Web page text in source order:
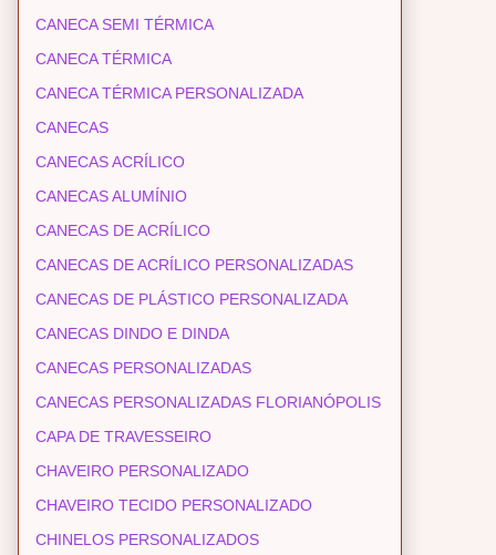
CANECA SEMI TÉRMICA
CANECA TÉRMICA
CANECA TÉRMICA PERSONALIZADA
CANECAS
CANECAS ACRÍLICO
CANECAS ALUMÍNIO
CANECAS DE ACRÍLICO
CANECAS DE ACRÍLICO PERSONALIZADAS
CANECAS DE PLÁSTICO PERSONALIZADA
CANECAS DINDO E DINDA
CANECAS PERSONALIZADAS
CANECAS PERSONALIZADAS FLORIANÓPOLIS
CAPA DE TRAVESSEIRO
CHAVEIRO PERSONALIZADO
CHAVEIRO TECIDO PERSONALIZADO
CHINELOS PERSONALIZADOS